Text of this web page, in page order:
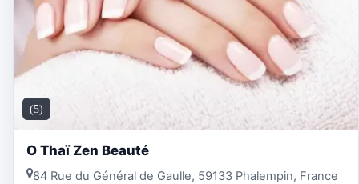
(5)
O Thaï Zen Beauté
84 Rue du Général de Gaulle, 59133 Phalempin, France